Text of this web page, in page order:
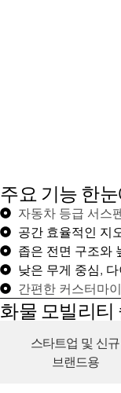
주요 기능 한
자동차 등급 서스
공간 효율적인 지
좁은 전면 구조와
낮은 무게 중심,
간편한 커스터마
화물 모빌리티
스타트업 및 신규
브랜드용